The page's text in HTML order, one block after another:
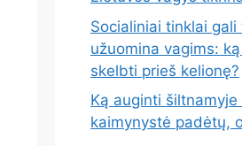
Socialiniai tinklai gali
užuomina vagims:
skelbti prieš kelionę?
Ką auginti
kaimynystė padėtų,